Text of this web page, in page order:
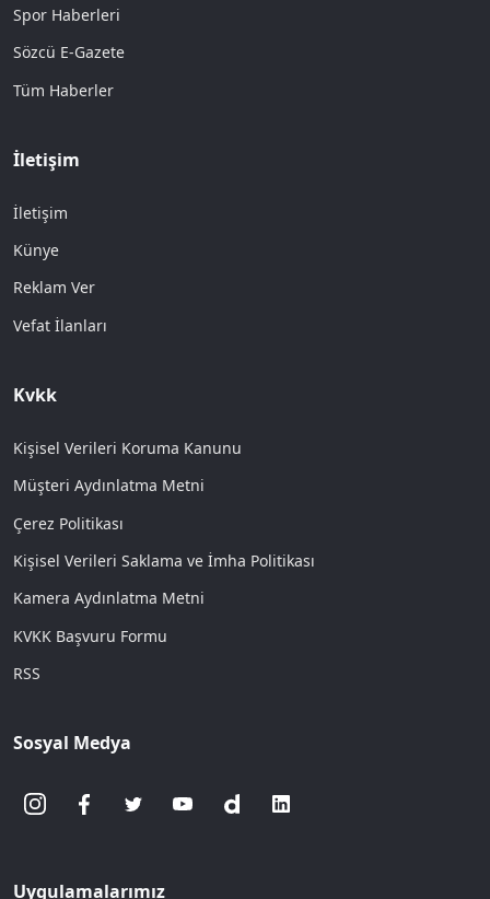
Spor Haberleri
Sözcü E-Gazete
Tüm Haberler
İletişim
İletişim
Künye
Reklam Ver
Vefat İlanları
Kvkk
Kişisel Verileri Koruma Kanunu
Müşteri Aydınlatma Metni
Çerez Politikası
Kişisel Verileri Saklama ve İmha Politikası
Kamera Aydınlatma Metni
KVKK Başvuru Formu
RSS
Sosyal Medya
Uygulamalarımız